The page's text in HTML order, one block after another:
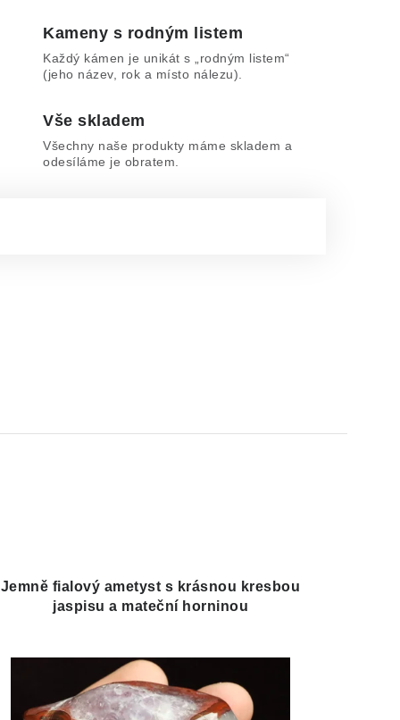
Kameny s rodným listem
Každý kámen je unikát s „rodným listem“
(jeho název, rok a místo nálezu).
Vše skladem
Všechny naše produkty máme skladem a
odesíláme je obratem.
Jemně fialový ametyst s krásnou kresbou
jaspisu a mateční horninou